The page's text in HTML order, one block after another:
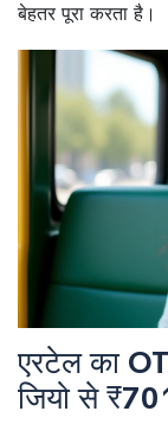
बेहतर पूरा करता है।
एरटेल का
जियो से